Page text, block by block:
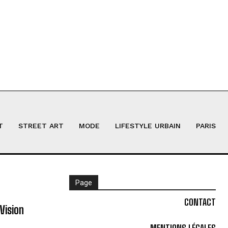
STREET ART MODE LIFESTYLE URBAIN PARIS
Page
CONTACT